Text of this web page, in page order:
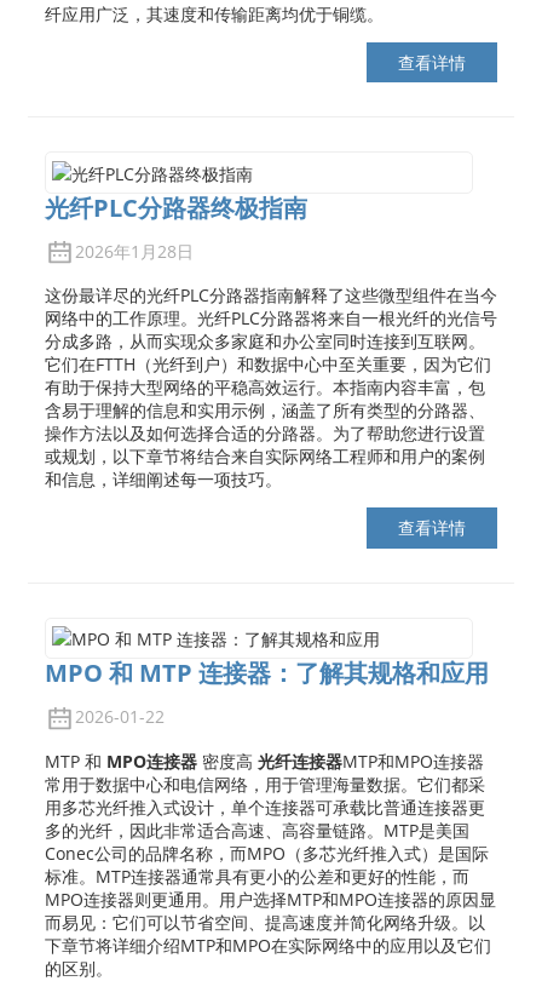
纤应用广泛，其速度和传输距离均优于铜缆。
查看详情
光纤PLC分路器终极指南
2026年1月28日
这份最详尽的光纤PLC分路器指南解释了这些微型组件在当今
网络中的工作原理。光纤PLC分路器将来自一根光纤的光信号
分成多路，从而实现众多家庭和办公室同时连接到互联网。
它们在FTTH（光纤到户）和数据中心中至关重要，因为它们
有助于保持大型网络的平稳高效运行。本指南内容丰富，包
含易于理解的信息和实用示例，涵盖了所有类型的分路器、
操作方法以及如何选择合适的分路器。为了帮助您进行设置
或规划，以下章节将结合来自实际网络工程师和用户的案例
和信息，详细阐述每一项技巧。
查看详情
MPO 和 MTP 连接器：了解其规格和应用
2026-01-22
MTP 和 MPO连接器密度高 光纤连接器MTP和MPO连接器
常用于数据中心和电信网络，用于管理海量数据。它们都采
用多芯光纤推入式设计，单个连接器可承载比普通连接器更
多的光纤，因此非常适合高速、高容量链路。MTP是美国
Conec公司的品牌名称，而MPO（多芯光纤推入式）是国际
标准。MTP连接器通常具有更小的公差和更好的性能，而
MPO连接器则更通用。用户选择MTP和MPO连接器的原因显
而易见：它们可以节省空间、提高速度并简化网络升级。以
下章节将详细介绍MTP和MPO在实际网络中的应用以及它们
的区别。